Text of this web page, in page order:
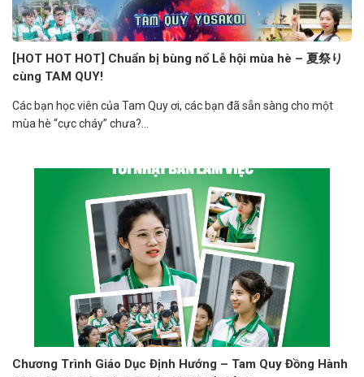
[HOT HOT HOT] Chuẩn bị bùng nổ Lễ hội mùa hè – 夏祭り
cùng TAM QUY!
Các bạn học viên của Tam Quy ơi, các bạn đã sẵn sàng cho một
mùa hè “cực cháy” chưa?...
Chương Trình Giáo Dục Định Hướng – Tam Quy Đồng Hành